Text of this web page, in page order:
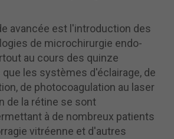
avancée est l'introduction des
de microchirurgie endo-
au cours des quinze
les systèmes d'éclairage, de
de photocoagulation au laser
de la rétine se sont
à de nombreux patients
vitréenne et d'autres